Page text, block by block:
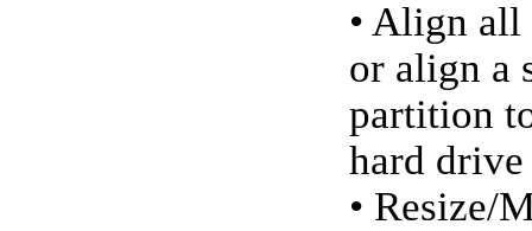
• Align
or align a
partition
hard
• Resize/